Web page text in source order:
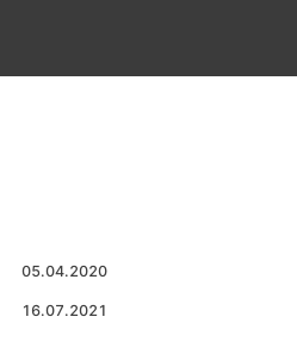
05.04.2020
16.07.2021